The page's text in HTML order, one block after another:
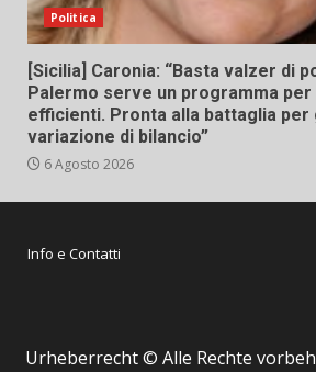
Politica
[Sicilia] Caronia: “Basta valzer di
Palermo serve un programma
efficienti. Pronta alla battaglia per
variazione di bilancio”
6 Agosto 2026
Info e Contatti
Urheberrecht © Alle Rechte